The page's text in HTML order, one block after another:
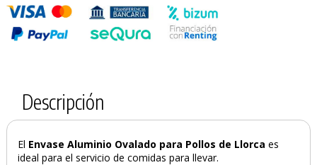
PRODUCTO AÑADIDO AL CARRITO
Descripción
El Envase Aluminio Ovalado para Pollos de Llorcaes
ideal para el servicio de comidas para llevar.